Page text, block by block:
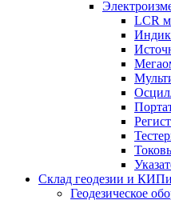
LCR
Склад геодезии и
Геодезическое